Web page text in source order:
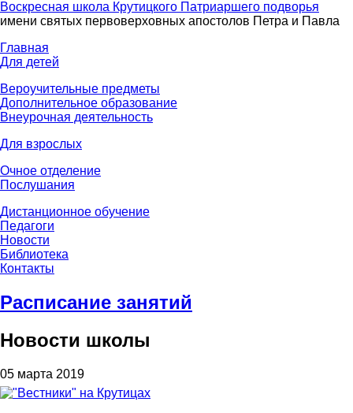
Воскресная школа Крутицкого Патриаршего подворья
имени святых первоверховных апостолов Петра и Павла
Главная
Для детей
Вероучительные предметы
Дополнительное образование
Внеурочная деятельность
Для взрослых
Очное отделение
Послушания
Дистанционное обучение
Педагоги
Новости
Библиотека
Контакты
Расписание занятий
Новости школы
05 марта 2019